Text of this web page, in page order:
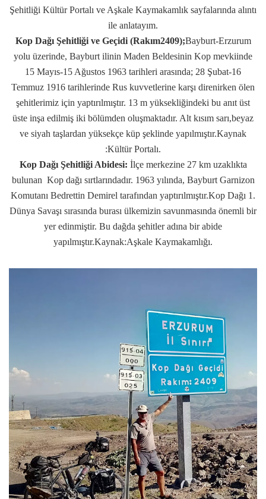
Şehitliği Kültür Portalı ve Aşkale Kaymakamlık sayfalarında alıntı
ile anlatayım.
Kop Dağı Şehitliği ve Geçidi (Rakım2409);Bayburt-Erzurum
yolu üzerinde, Bayburt ilinin Maden Beldesinin Kop mevkiinde
15 Mayıs-15 Ağustos 1963 tarihleri arasında; 28 Şubat-16
Temmuz 1916 tarihlerinde Rus kuvvetlerine karşı direnirken ölen
şehitlerimiz için yaptırılmıştır. 13 m yüksekliğindeki bu anıt üst
üste inşa edilmiş iki bölümden oluşmaktadır. Alt kısım sarı,beyaz
ve siyah taşlardan yüksekçe küp şeklinde yapılmıştır.Kaynak
:Kültür Portalı.
Kop Dağı Şehitliği Abidesi: İlçe merkezine 27 km uzaklıkta
bulunan Kop dağı sırtlarındadır. 1963 yılında, Bayburt Garnizon
Komutanı Bedrettin Demirel tarafından yaptırılmıştır.Kop Dağı 1.
Dünya Savaşı sırasında burası ülkemizin savunmasında önemli bir
yer edinmiştir. Bu dağda şehitler adına bir abide
yapılmıştır.Kaynak:Aşkale Kaymakamlığı.